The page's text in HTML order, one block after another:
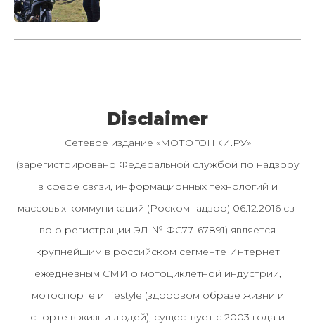
Disclaimer
Сетевое издание «МОТОГОНКИ.РУ»
(зарегистрировано Федеральной службой по надзору
в сфере связи, информационных технологий и
массовых коммуникаций (Роскомнадзор) 06.12.2016 св-
во о регистрации ЭЛ № ФС77–67891) является
крупнейшим в российском сегменте Интернет
ежедневным СМИ о мотоциклетной индустрии,
мотоспорте и lifestyle (здоровом образе жизни и
спорте в жизни людей), существует с 2003 года и